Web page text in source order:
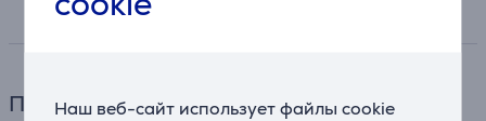
Наш веб-сайт использует файлы cookie
Принадлежности